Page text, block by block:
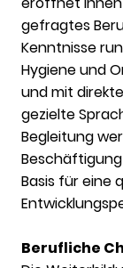
gefragtes
Kenntnisse
Hygiene und
und mit
gezielte
Begleitung
Basis für eine
Berufliche